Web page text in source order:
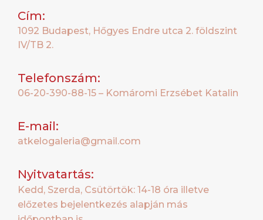
Cím:
1092 Budapest, Hőgyes Endre utca 2. földszint
IV/TB 2.
Telefonszám:
06-20-390-88-15 – Komáromi Erzsébet Katalin
E-mail:
atkelogaleria@gmail.com
Nyitvatartás:
Kedd, Szerda, Csütörtök: 14-18 óra illetve
előzetes bejelentkezés alapján más